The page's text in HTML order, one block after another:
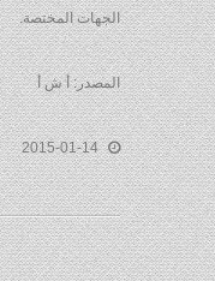
الجهات المختصة.
المصدر: أ ش أ
2015-01-14